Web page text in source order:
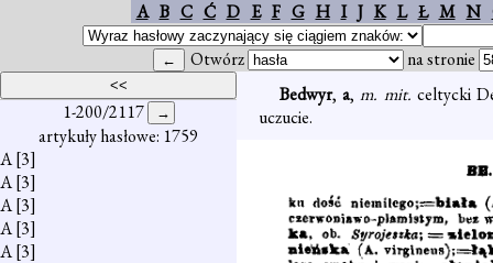
A B C Ć D E F G H I J K L Ł M N
Otwórz na stronie
1-200/2117
artykuły hasłowe: 1759
A[3]
A[3]
A[3]
A[3]
A[3]
Bedwyr,a,m. mit. celtycki
uczucie.